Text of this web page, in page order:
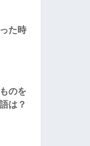
た時
のを
は？